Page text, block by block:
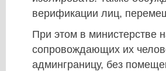
верификации лиц,
При этом в министерстве
сопровождающих их
админграницу, без